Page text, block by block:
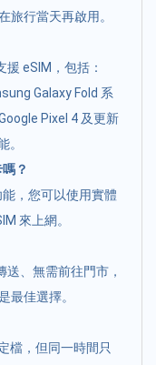
旅行當天再啟用。
eSIM，包括：
Galaxy Fold 系
Pixel 4 及更新
。
？
，您可以使用實體
來上網。
、無需前往門市，
最佳選擇。
檔，但同一時間只